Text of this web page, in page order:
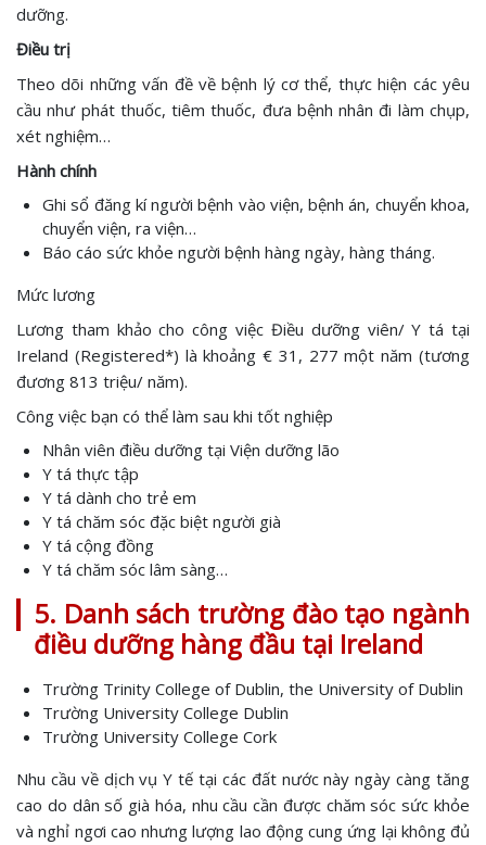
dưỡng.
Điều trị
Theo dõi những vấn đề về bệnh lý cơ thể, thực hiện các yêu
cầu như phát thuốc, tiêm thuốc, đưa bệnh nhân đi làm chụp,
xét nghiệm…
Hành chính
Ghi sổ đăng kí người bệnh vào viện, bệnh án, chuyển khoa,
chuyển viện, ra viện…
Báo cáo sức khỏe người bệnh hàng ngày, hàng tháng.
Mức lương
Lương tham khảo cho công việc Điều dưỡng viên/ Y tá tại
Ireland (Registered*) là khoảng € 31, 277 một năm (tương
đương 813 triệu/ năm).
Công việc bạn có thể làm sau khi tốt nghiệp
Nhân viên điều dưỡng tại Viện dưỡng lão
Y tá thực tập
Y tá dành cho trẻ em
Y tá chăm sóc đặc biệt người già
Y tá cộng đồng
Y tá chăm sóc lâm sàng…
5. Danh sách trường đào tạo ngành
điều dưỡng hàng đầu tại Ireland
Trường Trinity College of Dublin, the University of Dublin
Trường University College Dublin
Trường University College Cork
Nhu cầu về dịch vụ Y tế tại các đất nước này ngày càng tăng
cao do dân số già hóa, nhu cầu cần được chăm sóc sức khỏe
và nghỉ ngơi cao nhưng lượng lao động cung ứng lại không đủ